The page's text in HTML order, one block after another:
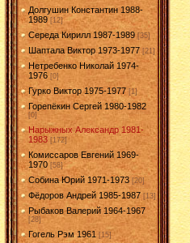
Долгушин Константин 1988-
1989 [12]
Середа Кирилл 1987-1989 [35]
Шаптала Виктор 1973-1977 [21]
Нетребенко Николай 1974-
1976 [0]
Гурко Виктор 1975-1977 [1]
Горепёкин Сергей 1980-1982
[0]
Нарыжных Александр 1981-
1983 [172]
Комиссаров Евгений 1969-
1970 [58]
Собина Юрий 1971-1973 [20]
Фёдоров Андрей 1985-1987 [13]
Рыбаков Валерий 1964-1967
[28]
Гогель Рэм 1961 [15]